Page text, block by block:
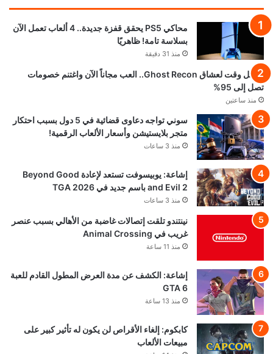
محاكي PS5 يحقق قفزة جديدة.. 4 ألعاب تعمل الآن
بسلاسة تامة! ظاهريًا
منذ 31 دقيقة
أفضل وقت لعشاق Ghost Recon.. العب مجاناً الآن واغتنم خصومات
تصل إلى 95%
منذ ساعتين
سوني تواجه دعاوى قضائية في 5 دول بسبب احتكار
متجر بلايستيشن وأسعار الألعاب الرقمية!
منذ 3 ساعات
إشاعة: يوبيسوفت تستعد لإعادة Beyond Good
and Evil 2 باسم جديد في TGA 2026
منذ 3 ساعات
نينتندو تلقت إتصالات غاضبة من الأهالي بسبب عنصر
غريب في Animal Crossing
منذ 11 ساعة
إشاعة: الكشف عن مدة العرض المطول القادم للعبة
GTA 6
منذ 13 ساعة
كابكوم: إلغاء الأقراص لن يكون له تأثير كبير على
مبيعات الألعاب